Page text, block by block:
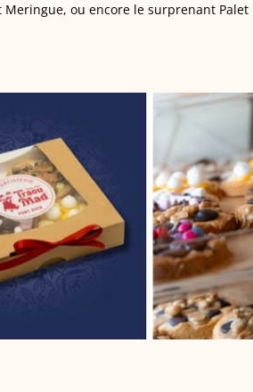
Meringue, ou encore le surprenant